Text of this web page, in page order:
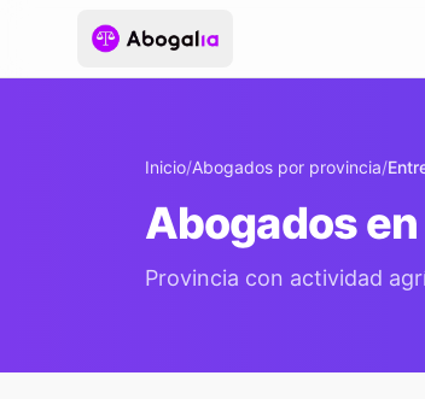
Inicio/Abogados por provincia/
Abogados
Provincia con actividad